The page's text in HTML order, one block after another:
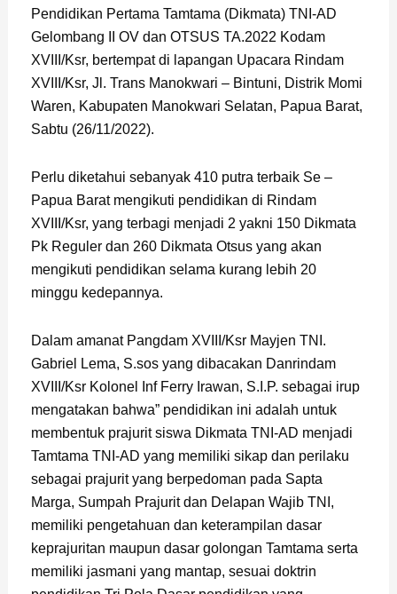
Pendidikan Pertama Tamtama (Dikmata) TNI-AD
Gelombang II OV dan OTSUS TA.2022 Kodam
XVIII/Ksr, bertempat di lapangan Upacara Rindam
XVIII/Ksr, Jl. Trans Manokwari – Bintuni, Distrik Momi
Waren, Kabupaten Manokwari Selatan, Papua Barat,
Sabtu (26/11/2022).
Perlu diketahui sebanyak 410 putra terbaik Se –
Papua Barat mengikuti pendidikan di Rindam
XVIII/Ksr, yang terbagi menjadi 2 yakni 150 Dikmata
Pk Reguler dan 260 Dikmata Otsus yang akan
mengikuti pendidikan selama kurang lebih 20
minggu kedepannya.
Dalam amanat Pangdam XVIII/Ksr Mayjen TNI.
Gabriel Lema, S.sos yang dibacakan Danrindam
XVIII/Ksr Kolonel Inf Ferry Irawan, S.I.P. sebagai irup
mengatakan bahwa” pendidikan ini adalah untuk
membentuk prajurit siswa Dikmata TNI-AD menjadi
Tamtama TNI-AD yang memiliki sikap dan perilaku
sebagai prajurit yang berpedoman pada Sapta
Marga, Sumpah Prajurit dan Delapan Wajib TNI,
memiliki pengetahuan dan keterampilan dasar
keprajuritan maupun dasar golongan Tamtama serta
memiliki jasmani yang mantap, sesuai doktrin